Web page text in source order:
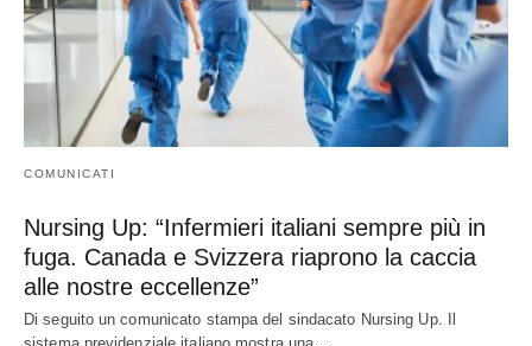
COMUNICATI
Nursing Up: “Infermieri italiani sempre più in
fuga. Canada e Svizzera riaprono la caccia
alle nostre eccellenze”
Di seguito un comunicato stampa del sindacato Nursing Up. Il